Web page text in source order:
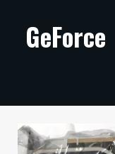
ARTIKKELIT
TECHBBS
TIETOA
GeForce